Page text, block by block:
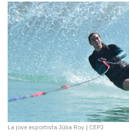
La jove esportista Júlia Roy | CEPJ